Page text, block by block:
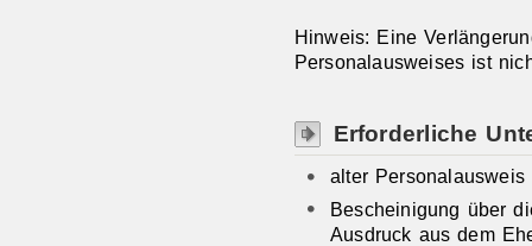
Hinweis: Eine
Personalausweises ist
Erforderliche
alter Personalausweis
Bescheinigung über
Ausdruck aus dem